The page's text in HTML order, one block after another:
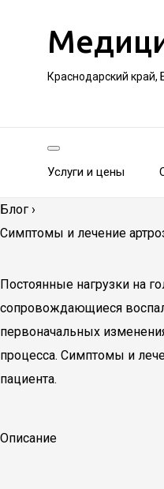
Краснодарский
Услуги и цены
Блог ›
Симптомы и лечение
Постоянные нагрузки на
сопровождающиеся
первоначальных
процесса. Симптомы и
пациента.
Описание